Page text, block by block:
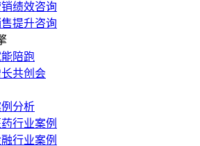
绩效咨询
提升咨询
陪跑
共创会
分析
药行业案例
行业案例